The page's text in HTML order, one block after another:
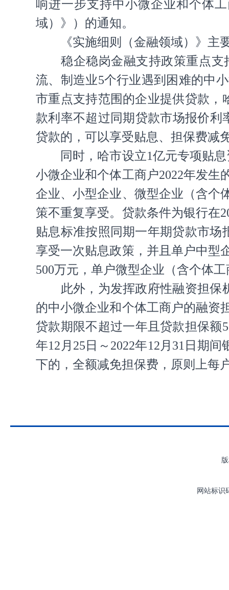
响进一步支持中小微企业和个体
域）》）的通知。
《实施细则（金融领域）》
稳企稳岗金融支持政策重点
流、制造业5个行业遇到困难的中
市重点支持范围的企业提供贷款，
款利率不超过同期贷款市场报价利
贷款的，可以享受贴息、担保费减
同时，哈市设立1亿元专项贴
小微企业和个体工商户2022年发生
企业、小型企业、微型企业（含个
策不重复享受。贷款条件为银行在
贴息标准按照同期一年期贷款市
享受一次贴息政策，并且单户中型
500万元，单户微型企业（含个体
此外，为发挥政府性融资担
的中小微企业和个体工商户的融资
贷款期限不超过一年且贷款担保额
年12月25日～2022年12月31日期
下的，全额减免担保费，原则上每
网站标识